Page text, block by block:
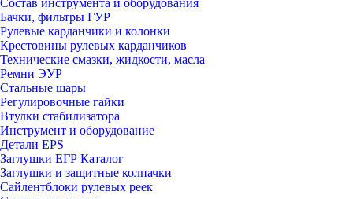
Состав инструмента и оборудования
Бачки, фильтры ГУР
Рулевые карданчики и колонки
Крестовины рулевых карданчиков
Технические смазки, жидкости, масла
Ремни ЭУР
Стальные шары
Регулировочные гайки
Втулки стабилизатора
Инструмент и оборудование
Детали EPS
Заглушки ЕГР Каталог
Заглушки и защитные колпачки
Сайлентблоки рулевых реек